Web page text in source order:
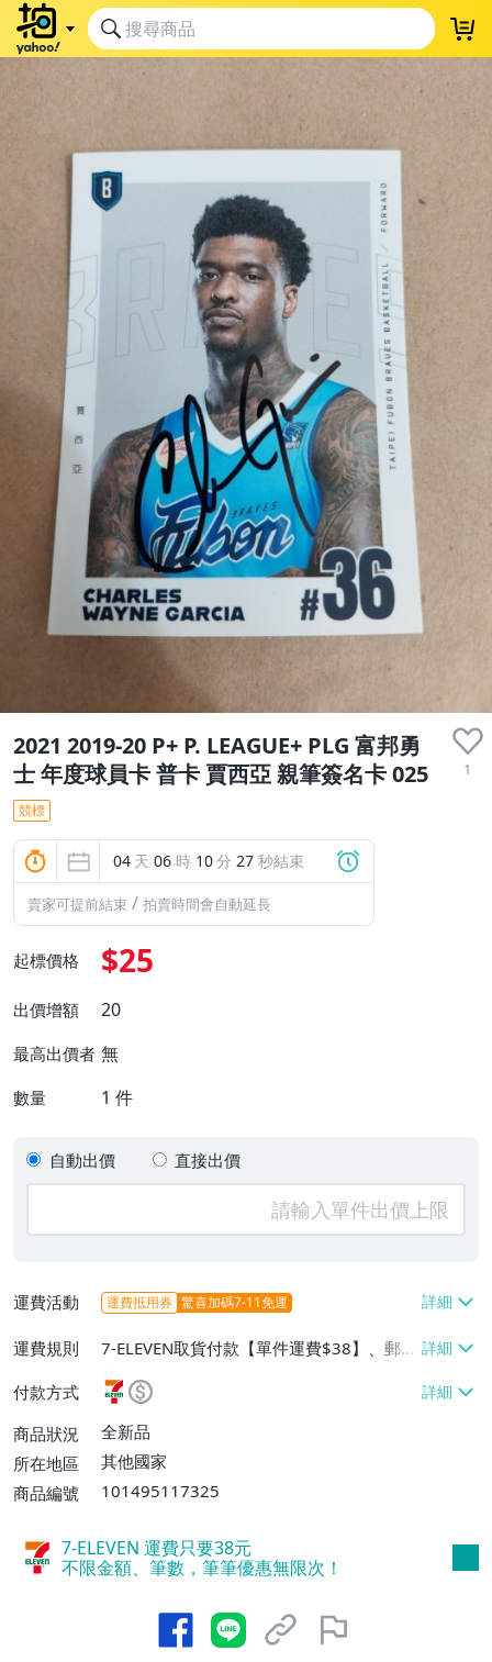
2021 2019-20 P+ P. LEAGUE+ PLG 富邦勇
士 年度球員卡 普卡 賈西亞 親筆簽名卡 025
1
競標
04 天 06 時 10分 27 秒結束
賣家可提前結束 / 拍賣時間會自動延長
起標價格 $25
出價增額 20
最高出價者 無
數量 1 件
自動出價 直接出價
運費活動 運費抵用券 驚喜加碼7-11免運
運費規則
7-ELEVEN取貨付款【單件運費$38】、郵局
掛號【單件運費$60】
付款方式
商品狀況
全新品
所在地區
其他國家
商品編號
101495117325
7-ELEVEN 運費只要38元
不限金額、筆數，筆筆優惠無限次！